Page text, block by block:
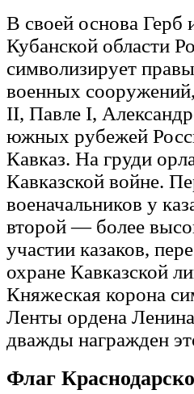
В своей основа Герб
Кубанской области
символизирует
военных
II, Павле I,
южных рубежей
Кавказ. На груди
Кавказской войне.
военачальников у
второй — более
участии казаков,
охране Кавказской
Княжеская корона
Ленты ордена
дважды награжден
Флаг